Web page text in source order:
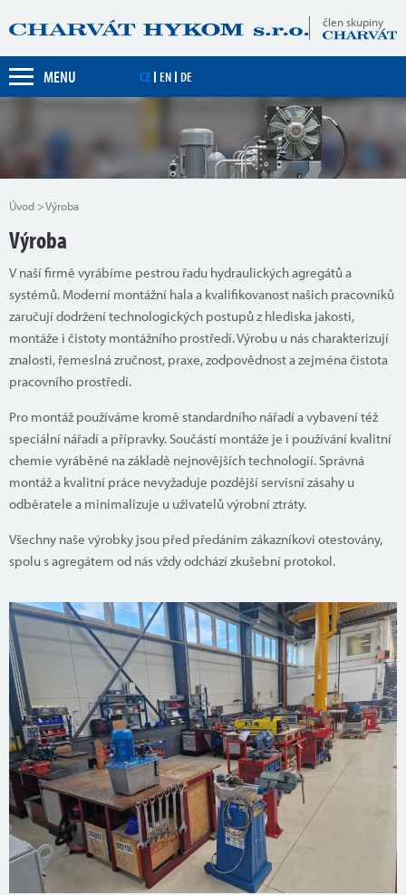
člen skupiny
MENU CZ EN DE
Úvod Výroba
Výroba
V naší firmě vyrábíme pestrou řadu hydraulických agregátů a
systémů. Moderní montážní hala a kvalifikovanost našich pracovníků
zaručují dodržení technologických postupů z hlediska jakosti,
montáže i čistoty montážního prostředí. Výrobu u nás charakterizují
znalosti, řemeslná zručnost, praxe, zodpovědnost a zejména čistota
pracovního prostředí.
Pro montáž používáme kromě standardního nářadí a vybavení též
speciální nářadí a přípravky. Součástí montáže je i používání kvalitní
chemie vyráběné na základě nejnovějších technologií. Správná
montáž a kvalitní práce nevyžaduje pozdější servisní zásahy u
odběratele a minimalizuje u uživatelů výrobní ztráty.
Všechny naše výrobky jsou před předáním zákazníkovi otestovány,
spolu s agregátem od nás vždy odchází zkušební protokol.